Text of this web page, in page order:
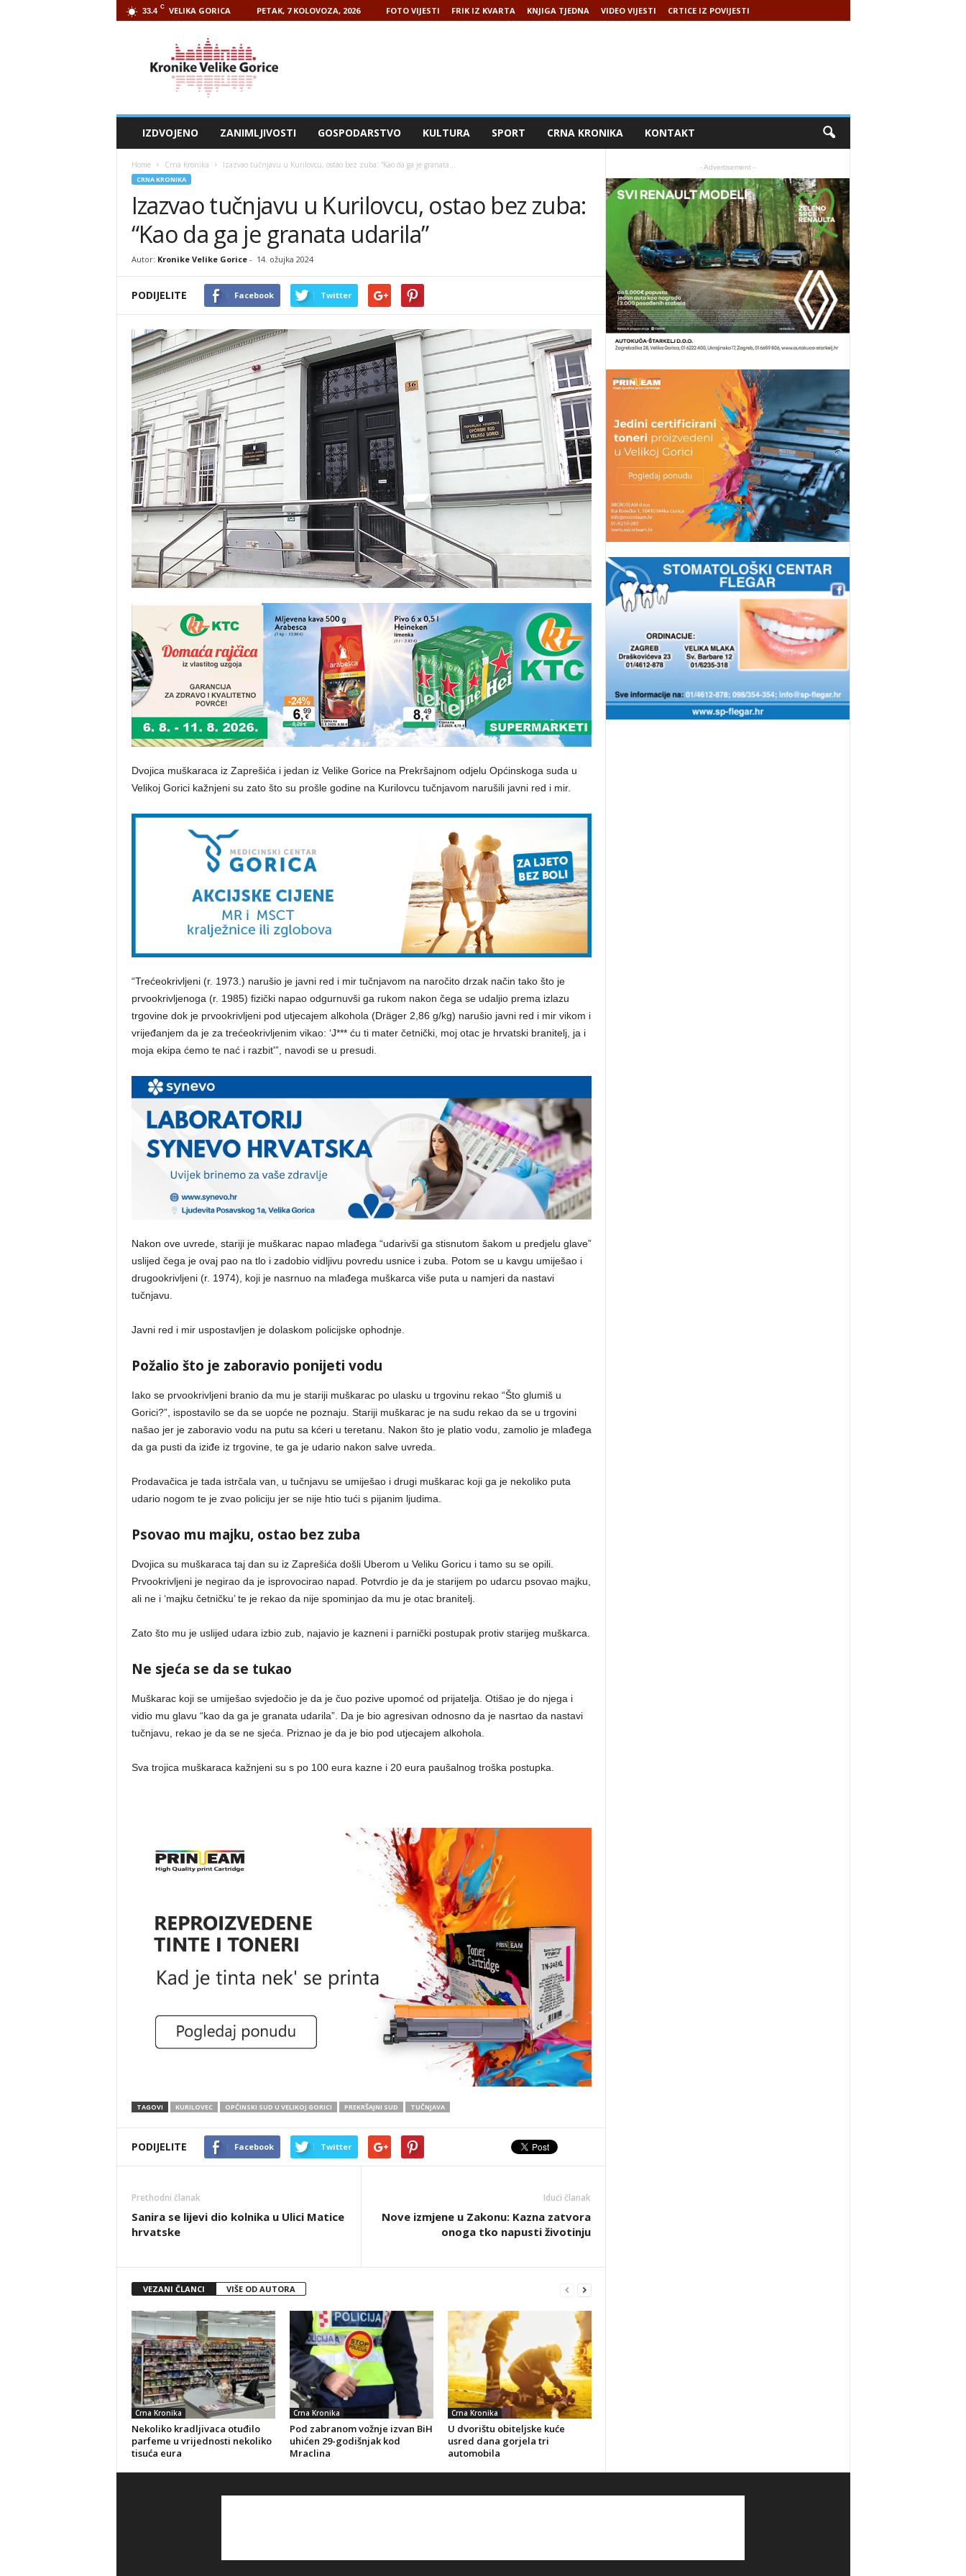
33.4 C VELIKA GORICA PETAK, 7 KOLOVOZA, 2026 FOTO VIJESTI FRIK IZ KVARTA KNJIGA TJEDNA VIDEO VIJESTI CRTICE IZ POVIJESTI
IZDVOJENO ZANIMLJIVOSTI GOSPODARSTVO KULTURA SPORT CRNA KRONIKA KONTAKT
Home Crna Kronika Izazvao tučnjavu u Kurilovcu, ostao bez zuba: “Kao da ga je granata...
CRNA KRONIKA
Izazvao tučnjavu u Kurilovcu, ostao bez zuba:
“Kao da ga je granata udarila”
Autor: Kronike Velike Gorice- 14. ožujka 2024
PODIJELITE Facebook Twitter
Dvojica muškaraca iz Zaprešića i jedan iz Velike Gorice na Prekršajnom odjelu Općinskoga suda u
Velikoj Gorici kažnjeni su zato što su prošle godine na Kurilovcu tučnjavom narušili javni red i mir.
“Trećeokrivljeni (r. 1973.) narušio je javni red i mir tučnjavom na naročito drzak način tako što je
prvookrivljenoga (r. 1985) fizički napao odgurnuvši ga rukom nakon čega se udaljio prema izlazu
trgovine dok je prvookrivljeni pod utjecajem alkohola (Dräger 2,86 g/kg) narušio javni red i mir vikom i
vrijeđanjem da je za trećeokrivljenim vikao: ‘J*** ću ti mater četnički, moj otac je hrvatski branitelj, ja i
moja ekipa ćemo te nać i razbit'”, navodi se u presudi.
Nakon ove uvrede, stariji je muškarac napao mlađega “udarivši ga stisnutom šakom u predjelu glave”
uslijed čega je ovaj pao na tlo i zadobio vidljivu povredu usnice i zuba. Potom se u kavgu umiješao i
drugookrivljeni (r. 1974), koji je nasrnuo na mlađega muškarca više puta u namjeri da nastavi
tučnjavu.
Javni red i mir uspostavljen je dolaskom policijske ophodnje.
Požalio što je zaboravio ponijeti vodu
Iako se prvookrivljeni branio da mu je stariji muškarac po ulasku u trgovinu rekao “Što glumiš u
Gorici?”, ispostavilo se da se uopće ne poznaju. Stariji muškarac je na sudu rekao da se u trgovini
našao jer je zaboravio vodu na putu sa kćeri u teretanu. Nakon što je platio vodu, zamolio je mlađega
da ga pusti da iziđe iz trgovine, te ga je udario nakon salve uvreda.
Prodavačica je tada istrčala van, u tučnjavu se umiješao i drugi muškarac koji ga je nekoliko puta
udario nogom te je zvao policiju jer se nije htio tući s pijanim ljudima.
Psovao mu majku, ostao bez zuba
Dvojica su muškaraca taj dan su iz Zaprešića došli Uberom u Veliku Goricu i tamo su se opili.
Prvookrivljeni je negirao da je isprovocirao napad. Potvrdio je da je starijem po udarcu psovao majku,
ali ne i ‘majku četničku’ te je rekao da nije spominjao da mu je otac branitelj.
Zato što mu je uslijed udara izbio zub, najavio je kazneni i parnički postupak protiv starijeg muškarca.
Ne sjeća se da se tukao
Muškarac koji se umiješao svjedočio je da je čuo pozive upomoć od prijatelja. Otišao je do njega i
vidio mu glavu “kao da ga je granata udarila”. Da je bio agresivan odnosno da je nasrtao da nastavi
tučnjavu, rekao je da se ne sjeća. Priznao je da je bio pod utjecajem alkohola.
Sva trojica muškaraca kažnjeni su s po 100 eura kazne i 20 eura paušalnog troška postupka.
TAGOVI KURILOVEC OPĆINSKI SUD U VELIKOJ GORICI PREKRŠAJNI SUD TUČNJAVA
PODIJELITE Facebook Twitter
Prethodni članak
Sanira se lijevi dio kolnika u Ulici Matice
hrvatske
Idući članak
Nove izmjene u Zakonu: Kazna zatvora
onoga tko napusti životinju
VEZANI ČLANCI VIŠE OD AUTORA
Crna Kronika
Nekoliko kradljivaca otuđilo
parfeme u vrijednosti nekoliko
tisuća eura
Crna Kronika
Pod zabranom vožnje izvan BiH
uhićen 29-godišnjak kod
Mraclina
Crna Kronika
U dvorištu obiteljske kuće
usred dana gorjela tri
automobila
- Advertisement -